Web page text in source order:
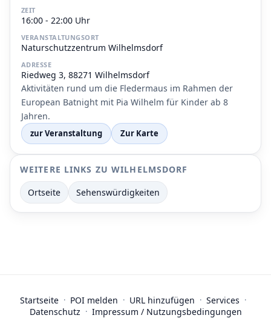
ZEIT
16:00 - 22:00 Uhr
VERANSTALTUNGSORT
Naturschutzzentrum Wilhelmsdorf
ADRESSE
Riedweg 3, 88271 Wilhelmsdorf
Aktivitäten rund um die Fledermaus im Rahmen der
European Batnight mit Pia Wilhelm für Kinder ab 8
Jahren.
zur Veranstaltung Zur Karte
WEITERE LINKS ZU WILHELMSDORF
Ortseite
Sehenswürdigkeiten
Startseite · POI melden · URL hinzufügen · Services ·
Datenschutz · Impressum / Nutzungsbedingungen